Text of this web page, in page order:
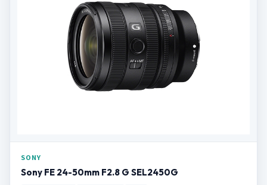
SONY
Sony FE 24-50mm F2.8 G SEL2450G